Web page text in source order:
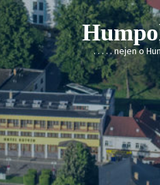
Skip
to
content
. . . . . nejen o